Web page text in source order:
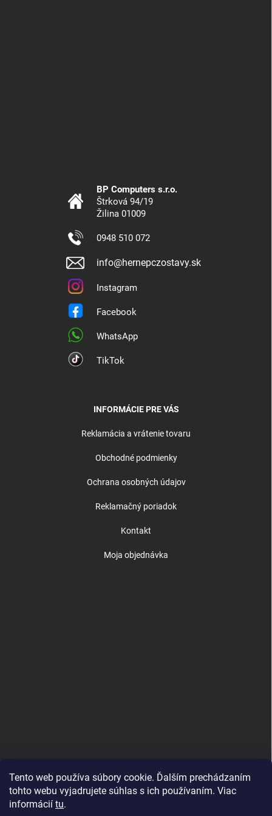
Tento web používa súbory cookie. Ďalším prechádzaním
tohto webu vyjadrujete súhlas s ich používaním. Viac
informácií tu.
BP Computers s.r.o.
Štrková 94/19
Žilina 01009
0948 510 072
info@hernepczostavy.sk
Instagram
Facebook
WhatsApp
TikTok
INFORMÁCIE PRE VÁS
Reklamácia a vrátenie tovaru
Obchodné podmienky
Ochrana osobných údajov
Reklamačný poriadok
Kontakt
Moja objednávka